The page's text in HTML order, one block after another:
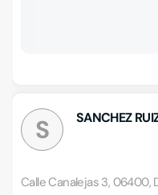
S SANCHEZ
Calle Canalejas 3, 06400,